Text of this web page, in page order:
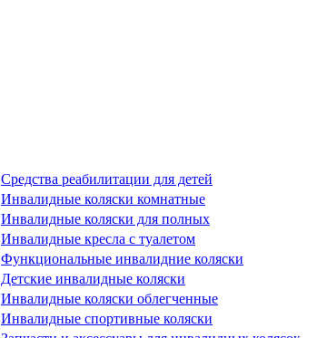
Средства реабилитации для детей
Инвалидные коляски комнатные
Инвалидные коляски для полных
Инвалидные кресла с туалетом
Функциональные инвалидние коляски
Детские инвалидные коляски
Инвалидные коляски облегченные
Инвалидные спортивные коляски